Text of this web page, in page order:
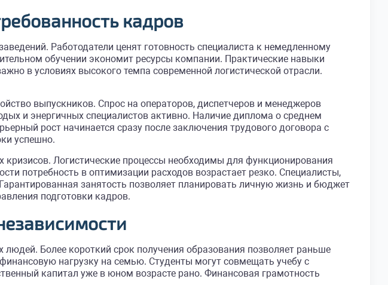
кадров
Работодатели ценят готовность специалиста к немедленному
обучении экономит ресурсы компании. Практические навыки
в условиях высокого темпа современной логистической отрасли.
выпускников. Спрос на операторов, диспетчеров и менеджеров
и энергичных специалистов активно. Наличие диплома о среднем
рост начинается сразу после заключения трудового договора с
успешно.
кризисов. Логистические процессы необходимы для функционирования
потребность в оптимизации расходов возрастает резко. Специалисты,
занятость позволяет планировать личную жизнь и бюджет
подготовки кадров.
Более короткий срок получения образования позволяет раньше
нагрузку на семью. Студенты могут совмещать учебу с
капитал уже в юном возрасте рано. Финансовая грамотность